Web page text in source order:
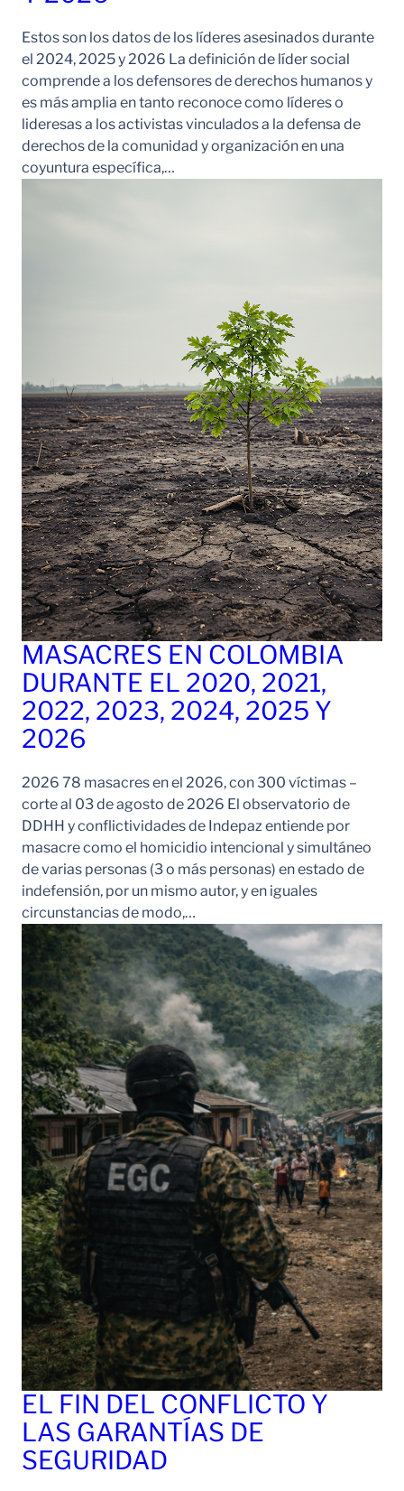
Estos son los datos de los líderes asesinados durante
el 2024, 2025 y 2026 La definición de líder social
comprende a los defensores de derechos humanos y
es más amplia en tanto reconoce como líderes o
lideresas a los activistas vinculados a la defensa de
derechos de la comunidad y organización en una
coyuntura específica,…
MASACRES EN COLOMBIA
DURANTE EL 2020, 2021,
2022, 2023, 2024, 2025 Y
2026
2026 78 masacres en el 2026, con 300 víctimas –
corte al 03 de agosto de 2026 El observatorio de
DDHH y conflictividades de Indepaz entiende por
masacre como el homicidio intencional y simultáneo
de varias personas (3 o más personas) en estado de
indefensión, por un mismo autor, y en iguales
circunstancias de modo,…
EL FIN DEL CONFLICTO Y
LAS GARANTÍAS DE
SEGURIDAD